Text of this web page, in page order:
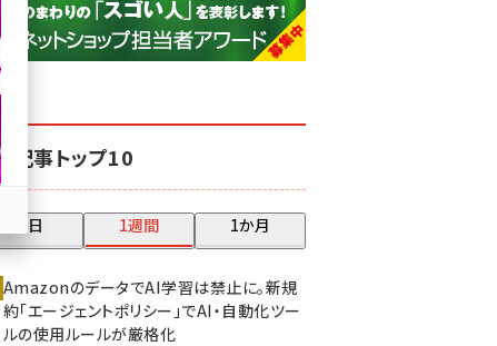
アスクル (1122)
base (1081)
記事トップ10
昨日 1週間 1か月
AmazonのデータでAI学習は禁止に。新規
約「エージェントポリシー」でAI・自動化ツー
ルの使用ルールが厳格化